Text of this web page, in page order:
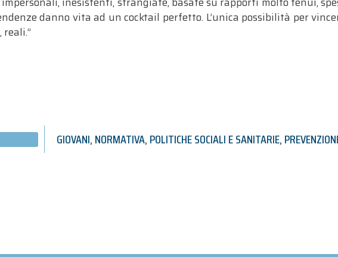
danno vita ad un cocktail perfetto. L’unica possibilità per
GIOVANI,NORMATIVA,POLITICHE SOCIALI E SANITARIE,